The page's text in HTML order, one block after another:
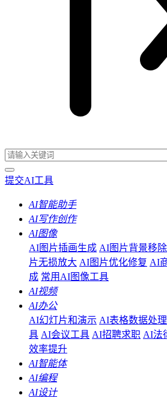
提交AI工具
AI智能助手
AI写作创作
AI图像
AI图片插画生成 AI图片背景移除
片无损放大 AI图片优化修复 AI
成 常用AI图像工具
AI视频
AI办公
AI幻灯片和演示 AI表格数据处理
具 AI会议工具 AI招聘求职 AI法
效率提升
AI智能体
AI编程
AI设计